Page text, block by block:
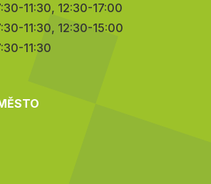
11:30, 12:30-17:00
11:30, 12:30-15:00
11:30